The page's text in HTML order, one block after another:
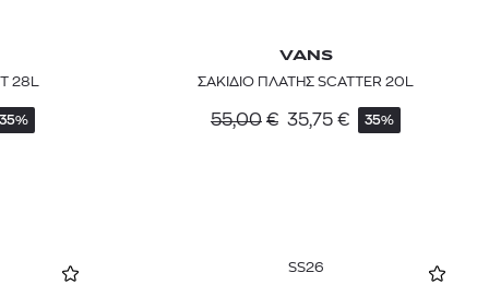
28L
35%
VANS
ΣΑΚΙΔΙΟ ΠΛΑΤΗΣ SCATTER 20L
55,00 € 35,75 € 35%
SS26